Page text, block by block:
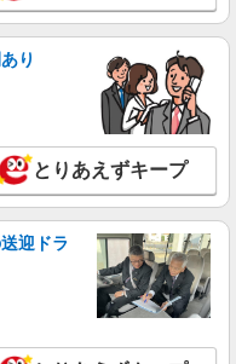
NEW
パート】
す。
京都練馬区南田中1丁目22-
詳細を見る
NEW
パート】
り
とりあえずキープ
迎ドラ